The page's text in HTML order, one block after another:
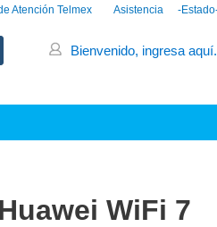
Asistencia
Atención Telmex
Bienvenido, ingresa aquí.
WiFi 7